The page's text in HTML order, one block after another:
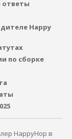
ответы
Happy
по сборке
HappyHop в